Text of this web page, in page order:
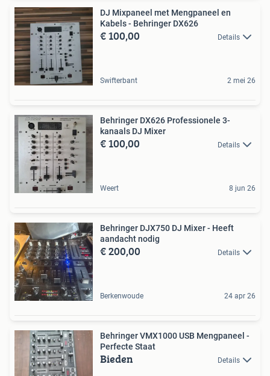
DJ Mixpaneel met Mengpaneel en
Kabels - Behringer DX626
€ 100,00 Details
Swifterbant 2 mei 26
Behringer DX626 Professionele 3-
kanaals DJ Mixer
€ 100,00 Details
Weert 8 jun 26
Behringer DJX750 DJ Mixer - Heeft
aandacht nodig
€ 200,00 Details
Berkenwoude 24 apr 26
Behringer VMX1000 USB Mengpaneel -
Perfecte Staat
Bieden Details